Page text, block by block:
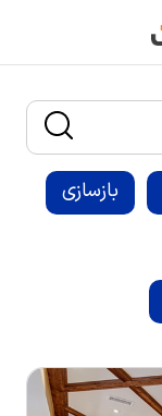
بازسازی